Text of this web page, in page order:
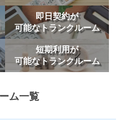
即日契約が
可能なトランクルーム
短期利用が
可能なトランクルーム
ム一覧